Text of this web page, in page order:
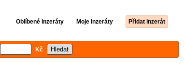
Oblíbené inzeráty Moje inzeráty Přidat inzerát
Kč